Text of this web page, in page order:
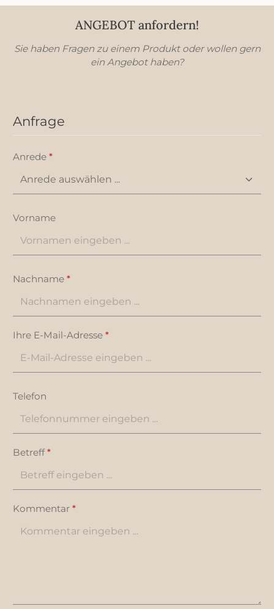
ANGEBOT anfordern!
Sie haben Fragen zu einem Produkt oder wollen gern
ein Angebot haben?
Anfrage
Anrede *
Vorname
Nachname *
Ihre E-Mail-Adresse *
Telefon
Betreff*
Kommentar *